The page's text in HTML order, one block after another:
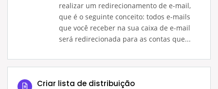
realizar um redirecionamento de e-mail,
que é o seguinte conceito: todos e-mails
que você receber na sua caixa de e-mail
será redirecionada para as contas que...
Criar lista de distribuição